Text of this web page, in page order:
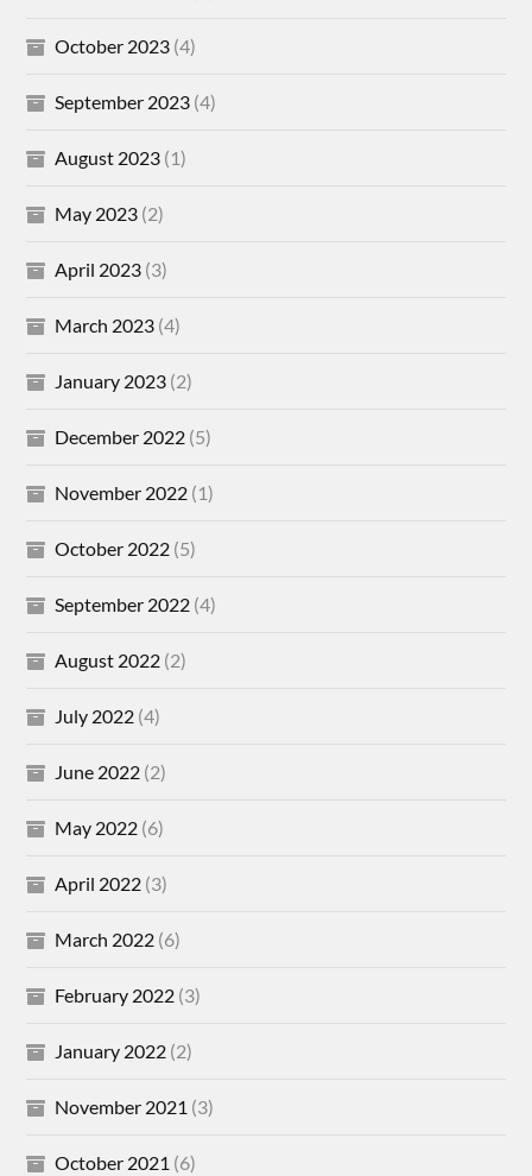
October 2023 (4)
September 2023 (4)
August 2023 (1)
May 2023 (2)
April 2023 (3)
March 2023 (4)
January 2023 (2)
December 2022 (5)
November 2022 (1)
October 2022 (5)
September 2022 (4)
August 2022 (2)
July 2022 (4)
June 2022 (2)
May 2022 (6)
April 2022 (3)
March 2022 (6)
February 2022 (3)
January 2022 (2)
November 2021 (3)
October 2021 (6)